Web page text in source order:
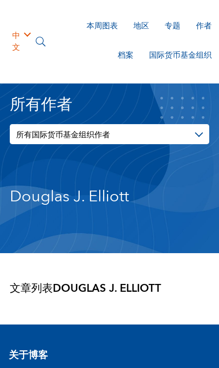
中
文
本周图表 地区 专题 作者
档案 国际货币基金组织
所有作者
所有国际货币基金组织作者
Douglas J. Elliott
文章列表DOUGLAS J. ELLIOTT
关于博客